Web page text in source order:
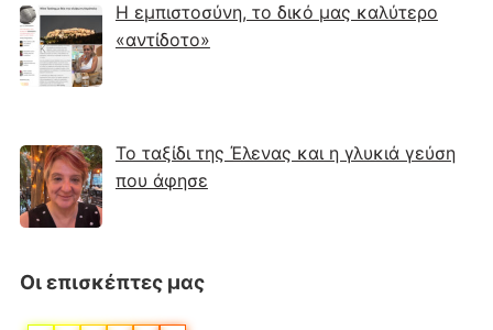
Η εμπιστοσύνη, το δικό μας καλύτερο
«αντίδοτο»
Το ταξίδι της Έλενας και η γλυκιά γεύση
που άφησε
Οι επισκέπτες μας